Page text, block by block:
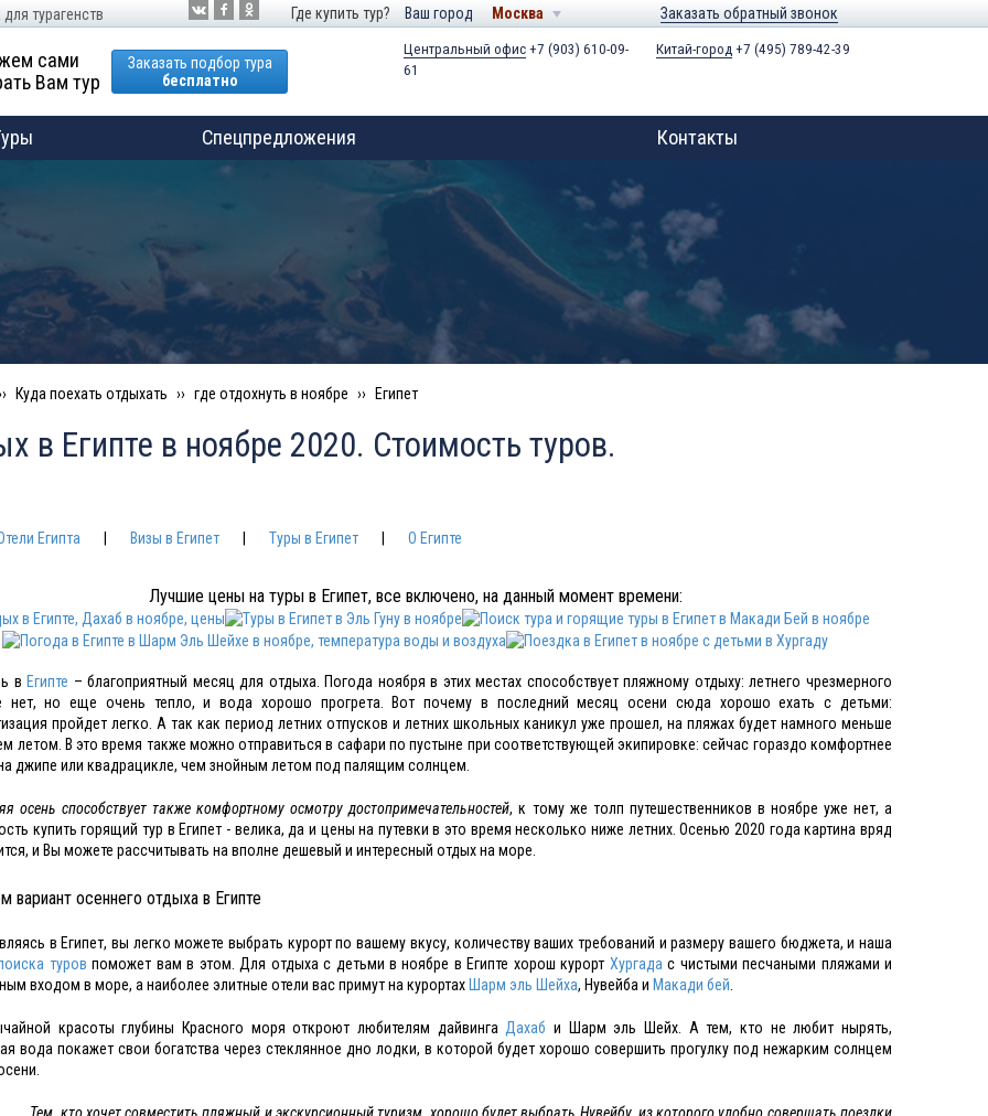
турагенств Где купить тур? Ваш город Москва Заказать обратный звонок
сами
Вам тур
Заказать подбор тура
бесплатно
Центральный офис+7 (903) 610-09-
61
Китай-город+7 (495) 789-42-39
Спецпредложения Контакты
Куда поехать отдыхать где отдохнуть в ноябре Египет
в Египте в ноябре 2020. Стоимость туров.
Египта Визы в Египет Туры в Египет О Египте
Лучшие цены на туры в Египет, все включено, на данный момент времени:
вЕгипте – благоприятный месяц для отдыха. Погода ноября в этих местах способствует пляжному отдыху: летнего чрезмерного
нет, но еще очень тепло, и вода хорошо прогрета. Вот почему в последний месяц осени сюда хорошо ехать с детьми:
пройдет легко. А так как период летних отпусков и летних школьных каникул уже прошел, на пляжах будет намного меньше
летом. В это время также можно отправиться в сафари по пустыне при соответствующей экипировке: сейчас гораздо комфортнее
джипе или квадрацикле, чем знойным летом под палящим солнцем.
осень способствует также комфортному осмотру достопримечательностей, к тому же толп путешественников в ноябре уже нет, а
купить горящий тур в Египет - велика, да и цены на путевки в это время несколько ниже летних. Осенью 2020 года картина вряд
и Вы можете рассчитывать на вполне дешевый и интересный отдых на море.
вариант осеннего отдыха в Египте
в Египет, вы легко можете выбрать курорт по вашему вкусу, количеству ваших требований и размеру вашего бюджета, и наша
туров поможет вам в этом. Для отдыха с детьми в ноябре в Египте хорош курорт Хургада с чистыми песчаными пляжами и
входом в море, а наиболее элитные отели вас примут на курортахШарм эль Шейха, Нувейба и Макади бей
красоты глубины Красного моря откроют любителям дайвинга Дахаб и Шарм эль Шейх. А тем, кто не любит нырять,
вода покажет свои богатства через стеклянное дно лодки, в которой будет хорошо совершить прогулку под нежарким солнцем
Тем, кто хочет совместить пляжный и экскурсионный туризм, хорошо будет выбрать Нувейбу, из которого удобно совершать поездки